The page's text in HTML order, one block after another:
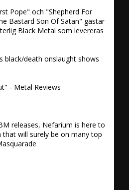
Pope" och "Shepherd For
Bastard Son Of Satan" gästar
Black Metal som levereras
black/death onslaught shows
- Metal Reviews
releases, Nefarium is here to
will surely be on many top